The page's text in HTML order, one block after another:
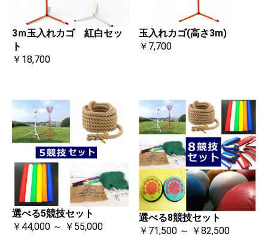
3ｍ玉入れカゴ 紅白セッ
ト
￥18,700
玉入れカゴ(高さ3m)
￥7,700
選べる5競技セット
￥44,000 ～ ￥55,000
選べる8競技セット
￥71,500 ～ ￥82,500